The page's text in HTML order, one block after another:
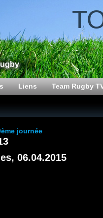
Liens Team Rugby
journée
06.04.2015